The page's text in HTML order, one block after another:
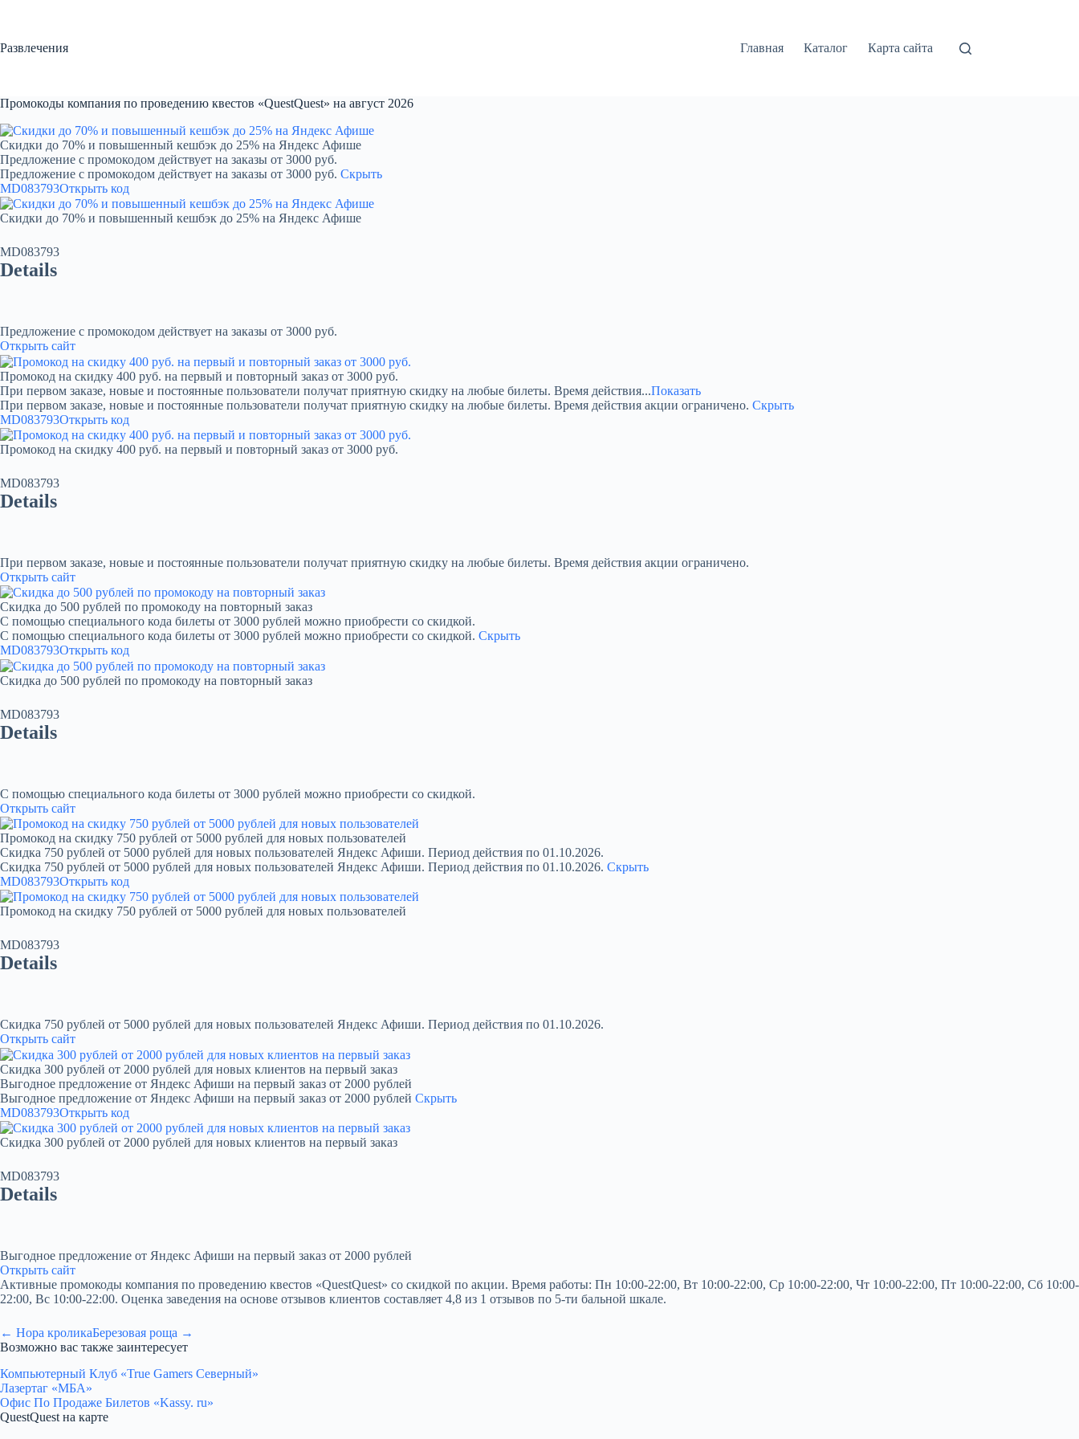
Развлечения
Главная Каталог Карта сайта
Промокоды компания по проведению квестов «QuestQuest» на август 2026
Скидки до 70% и повышенный кешбэк до 25% на Яндекс Афише
Предложение с промокодом действует на заказы от 3000 руб.
Предложение с промокодом действует на заказы от 3000 руб. Скрыть
MD083793Открыть код
Скидки до 70% и повышенный кешбэк до 25% на Яндекс Афише
MD083793
Details
Предложение с промокодом действует на заказы от 3000 руб.
Открыть сайт
Промокод на скидку 400 руб. на первый и повторный заказ от 3000 руб.
При первом заказе, новые и постоянные пользователи получат приятную скидку на любые билеты. Время действия...Показать
При первом заказе, новые и постоянные пользователи получат приятную скидку на любые билеты. Время действия акции ограничено. Скрыть
MD083793Открыть код
Промокод на скидку 400 руб. на первый и повторный заказ от 3000 руб.
MD083793
Details
При первом заказе, новые и постоянные пользователи получат приятную скидку на любые билеты. Время действия акции ограничено.
Открыть сайт
Скидка до 500 рублей по промокоду на повторный заказ
С помощью специального кода билеты от 3000 рублей можно приобрести со скидкой.
С помощью специального кода билеты от 3000 рублей можно приобрести со скидкой. Скрыть
MD083793Открыть код
Скидка до 500 рублей по промокоду на повторный заказ
MD083793
Details
С помощью специального кода билеты от 3000 рублей можно приобрести со скидкой.
Открыть сайт
Промокод на скидку 750 рублей от 5000 рублей для новых пользователей
Скидка 750 рублей от 5000 рублей для новых пользователей Яндекс Афиши. Период действия по 01.10.2026.
Скидка 750 рублей от 5000 рублей для новых пользователей Яндекс Афиши. Период действия по 01.10.2026. Скрыть
MD083793Открыть код
Промокод на скидку 750 рублей от 5000 рублей для новых пользователей
MD083793
Details
Скидка 750 рублей от 5000 рублей для новых пользователей Яндекс Афиши. Период действия по 01.10.2026.
Открыть сайт
Скидка 300 рублей от 2000 рублей для новых клиентов на первый заказ
Выгодное предложение от Яндекс Афиши на первый заказ от 2000 рублей
Выгодное предложение от Яндекс Афиши на первый заказ от 2000 рублей Скрыть
MD083793Открыть код
Скидка 300 рублей от 2000 рублей для новых клиентов на первый заказ
MD083793
Details
Выгодное предложение от Яндекс Афиши на первый заказ от 2000 рублей
Открыть сайт
Активные промокоды компания по проведению квестов «QuestQuest» со скидкой по акции. Время работы: Пн 10:00-22:00, Вт 10:00-22:00, Ср 10:00-22:00, Чт 10:00-22:00, Пт 10:00-22:00, Сб 10:00-
22:00, Вс 10:00-22:00. Оценка заведения на основе отзывов клиентов составляет 4,8 из 1 отзывов по 5-ти бальной шкале.
← Нора кроликаБерезовая роща →
Возможно вас также заинтересует
Компьютерный Клуб «True Gamers Северный»
Лазертаг «МБА»
Офис По Продаже Билетов «Kassy. ru»
QuestQuest на карте